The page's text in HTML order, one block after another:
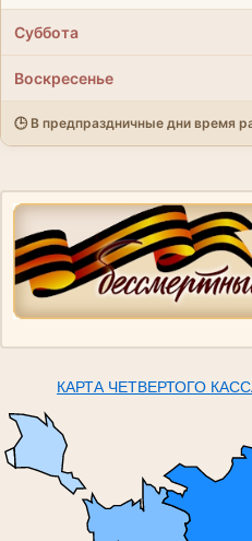
Суббота
Воскресенье
🕒 В предпраздничные дни время
КАРТА ЧЕТВЕРТОГО